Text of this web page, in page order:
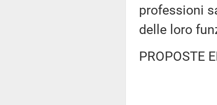
professioni
delle loro
PROPOSTE